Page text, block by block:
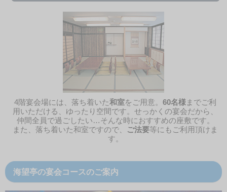
4階宴会場には、落ち着いた和室をご用意。60名様 までご利
用いただける、ゆったり空間です。せっかくの宴会だから、
仲間全員で過ごしたい…そんな時におすすめの座敷です。
また、落ち着いた和室ですので、
ご法要等にもご利用頂けま
す。
海望亭の宴会コースのご案内